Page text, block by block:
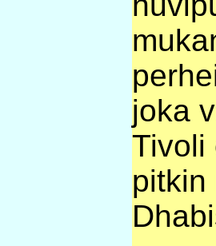
joka
Tivoli
pitkin